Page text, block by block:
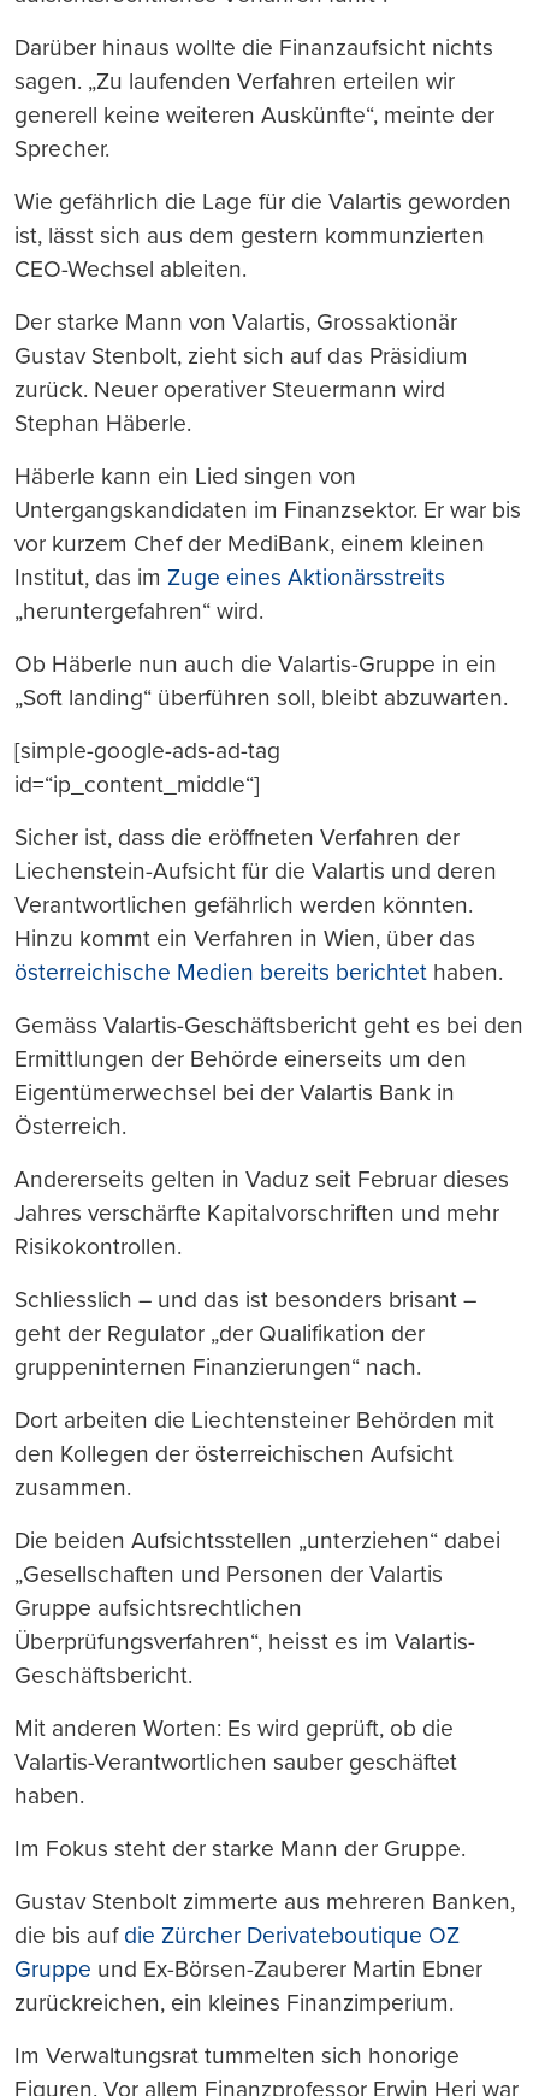
Darüber hinaus wollte die Finanzaufsicht nichts
sagen. „Zu laufenden Verfahren erteilen wir
generell keine weiteren Auskünfte“, meinte der
Sprecher.
Wie gefährlich die Lage für die Valartis geworden
ist, lässt sich aus dem gestern kommunzierten
CEO-Wechsel ableiten.
Der starke Mann von Valartis, Grossaktionär
Gustav Stenbolt, zieht sich auf das Präsidium
zurück. Neuer operativer Steuermann wird
Stephan Häberle.
Häberle kann ein Lied singen von
Untergangskandidaten im Finanzsektor. Er war bis
vor kurzem Chef der MediBank, einem kleinen
Institut, das im Zuge eines Aktionärsstreits
„heruntergefahren“ wird.
Ob Häberle nun auch die Valartis-Gruppe in ein
„Soft landing“ überführen soll, bleibt abzuwarten.
[simple-google-ads-ad-tag
id=“ip_content_middle“]
Sicher ist, dass die eröffneten Verfahren der
Liechenstein-Aufsicht für die Valartis und deren
Verantwortlichen gefährlich werden könnten.
Hinzu kommt ein Verfahren in Wien, über das
österreichische Medien bereits berichtet haben.
Gemäss Valartis-Geschäftsbericht geht es bei den
Ermittlungen der Behörde einerseits um den
Eigentümerwechsel bei der Valartis Bank in
Österreich.
Andererseits gelten in Vaduz seit Februar dieses
Jahres verschärfte Kapitalvorschriften und mehr
Risikokontrollen.
Schliesslich – und das ist besonders brisant –
geht der Regulator „der Qualifikation der
gruppeninternen Finanzierungen“ nach.
Dort arbeiten die Liechtensteiner Behörden mit
den Kollegen der österreichischen Aufsicht
zusammen.
Die beiden Aufsichtsstellen „unterziehen“ dabei
„Gesellschaften und Personen der Valartis
Gruppe aufsichtsrechtlichen
Überprüfungsverfahren“, heisst es im Valartis-
Geschäftsbericht.
Mit anderen Worten: Es wird geprüft, ob die
Valartis-Verantwortlichen sauber geschäftet
haben.
Im Fokus steht der starke Mann der Gruppe.
Gustav Stenbolt zimmerte aus mehreren Banken,
die bis auf die Zürcher Derivateboutique OZ
Gruppe und Ex-Börsen-Zauberer Martin Ebner
zurückreichen, ein kleines Finanzimperium.
Im Verwaltungsrat tummelten sich honorige
Figuren. Vor allem Finanzprofessor Erwin Heri war